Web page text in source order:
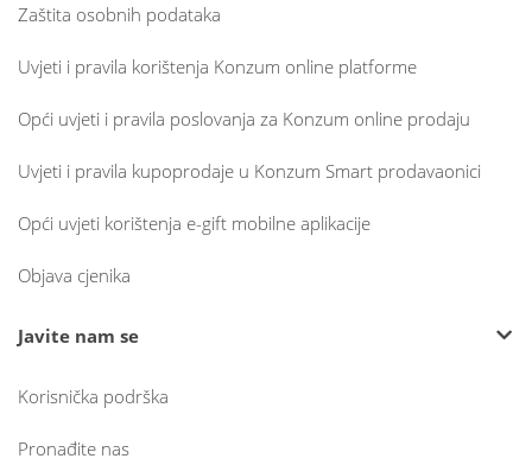
Zaštita osobnih podataka
Uvjeti i pravila korištenja Konzum online platforme
Opći uvjeti i pravila poslovanja za Konzum online prodaju
Uvjeti i pravila kupoprodaje u Konzum Smart prodavaonici
Opći uvjeti korištenja e-gift mobilne aplikacije
Objava cjenika
Javite nam se
Korisnička podrška
Pronađite nas